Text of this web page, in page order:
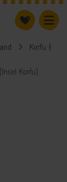
Korfu &
Korfu)